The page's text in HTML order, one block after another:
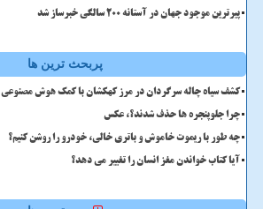
پیرترین موجود جهان در آستانه ۲۰۰ سالگی خبرساز شد
پربحث ترین ها
کشف سیاه چاله سرگردان در مرز کهکشان با کمک هوش مصنوعی
چرا جلوپنجره ها حذف شدند؟، عکس
چه طور با ریموت خاموش و باتری خالی، خودرو را روشن کنیم؟
آیا کتاب خواندن مغز انسان را تغییر می دهد؟